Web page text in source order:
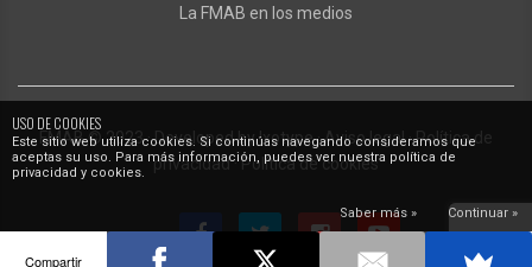
USO DE COOKIES
Este sitio web utiliza cookies. Si continúas navegando consideramos que
aceptas su uso. Para más información, puedes ver nuestra política de
privacidad y cookies.
Saber más » Continuar »
La FMAB en los medios
FMAB© 2023·Developed byIxotype·Aviso legal·Política de
privacidad·Política de cookies
Compartir